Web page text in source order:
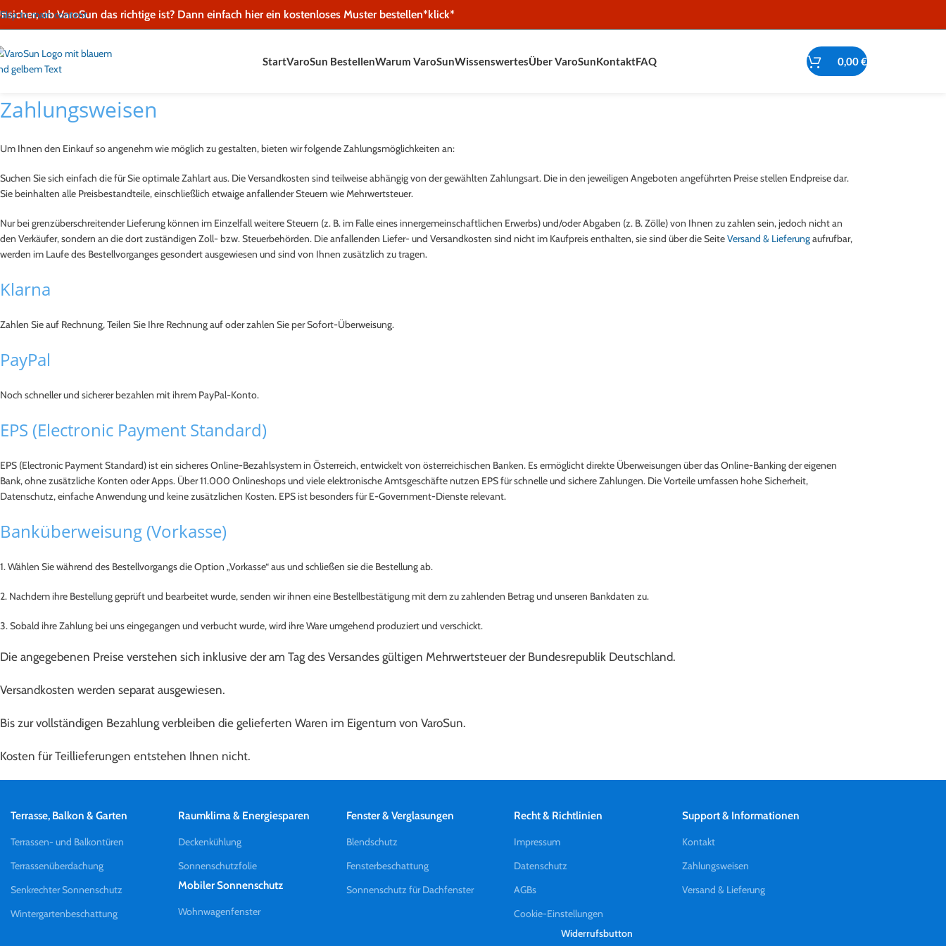
springen
Skip to main content
ob VaroSun das richtige ist? Dann einfach hier ein kostenloses Muster bestellen*klick*
StartVaroSun BestellenWarum VaroSunWissenswertesÜber VaroSunKontaktFAQ 0,00€
Zahlungsweisen
Um Ihnen den Einkauf so angenehm wie möglich zu gestalten, bieten wir folgende Zahlungsmöglichkeiten an:
Suchen Sie sich einfach die für Sie optimale Zahlart aus. Die Versandkosten sind teilweise abhängig von der gewählten Zahlungsart. Die in den jeweiligen Angeboten angeführten Preise stellen Endpreise dar.
Sie beinhalten alle Preisbestandteile, einschließlich etwaige anfallender Steuern wie Mehrwertsteuer.
Nur bei grenzüberschreitender Lieferung können im Einzelfall weitere Steuern (z. B. im Falle eines innergemeinschaftlichen Erwerbs) und/oder Abgaben (z. B. Zölle) von Ihnen zu zahlen sein, jedoch nicht an
den Verkäufer, sondern an die dort zuständigen Zoll- bzw. Steuerbehörden. Die anfallenden Liefer- und Versandkosten sind nicht im Kaufpreis enthalten, sie sind über die SeiteVersand & Lieferungaufrufbar,
werden im Laufe des Bestellvorganges gesondert ausgewiesen und sind von Ihnen zusätzlich zu tragen.
Klarna
Zahlen Sie auf Rechnung, Teilen Sie Ihre Rechnung auf oder zahlen Sie per Sofort-Überweisung.
PayPal
Noch schneller und sicherer bezahlen mit ihrem PayPal-Konto.
EPS (Electronic Payment Standard)
EPS (Electronic Payment Standard) ist ein sicheres Online-Bezahlsystem in Österreich, entwickelt von österreichischen Banken. Es ermöglicht direkte Überweisungen über das Online-Banking der eigenen
Bank, ohne zusätzliche Konten oder Apps. Über 11.000 Onlineshops und viele elektronische Amtsgeschäfte nutzen EPS für schnelle und sichere Zahlungen. Die Vorteile umfassen hohe Sicherheit,
Datenschutz, einfache Anwendung und keine zusätzlichen Kosten. EPS ist besonders für E-Government-Dienste relevant.
Banküberweisung (Vorkasse)
1. Wählen Sie während des Bestellvorgangs die Option „Vorkasse“ aus und schließen sie die Bestellung ab.
2. Nachdem ihre Bestellung geprüft und bearbeitet wurde, senden wir ihnen eine Bestellbestätigung mit dem zu zahlenden Betrag und unseren Bankdaten zu.
3. Sobald ihre Zahlung bei uns eingegangen und verbucht wurde, wird ihre Ware umgehend produziert und verschickt.
Die angegebenen Preise verstehen sich inklusive der am Tag des Versandes gültigen Mehrwertsteuer der Bundesrepublik Deutschland.
Versandkosten werden separat ausgewiesen.
Bis zur vollständigen Bezahlung verbleiben die gelieferten Waren im Eigentum von VaroSun.
Kosten für Teillieferungen entstehen Ihnen nicht.
Terrasse, Balkon & Garten
Terrassen- und Balkontüren
Terrassenüberdachung
Senkrechter Sonnenschutz
Wintergartenbeschattung
Raumklima & Energiesparen
Deckenkühlung
Sonnenschutzfolie
Mobiler Sonnenschutz
Wohnwagenfenster
Fenster & Verglasungen
Blendschutz
Fensterbeschattung
Sonnenschutz für Dachfenster
Recht & Richtlinien
Impressum
Datenschutz
AGBs
Cookie-Einstellungen
Widerrufsbutton
Support & Informationen
Kontakt
Zahlungsweisen
Versand & Lieferung